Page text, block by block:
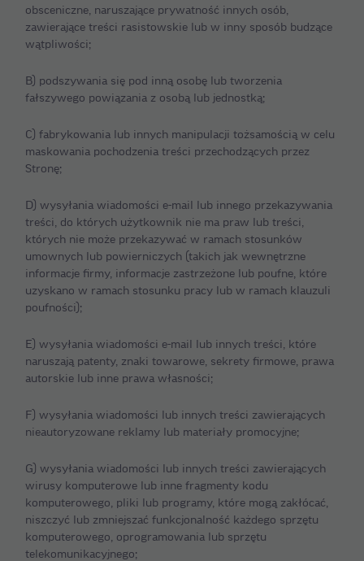
obsceniczne, naruszające prywatność innych osób,
zawierające treści rasistowskie lub w inny sposób budzące
wątpliwości;
B) podszywania się pod inną osobę lub tworzenia
fałszywego powiązania z osobą lub jednostką;
C) fabrykowania lub innych manipulacji tożsamością w celu
maskowania pochodzenia treści przechodzących przez
Stronę;
D) wysyłania wiadomości e-mail lub innego przekazywania
treści, do których użytkownik nie ma praw lub treści,
których nie może przekazywać w ramach stosunków
umownych lub powierniczych (takich jak wewnętrzne
informacje firmy, informacje zastrzeżone lub poufne, które
uzyskano w ramach stosunku pracy lub w ramach klauzuli
poufności);
E) wysyłania wiadomości e-mail lub innych treści, które
naruszają patenty, znaki towarowe, sekrety firmowe, prawa
autorskie lub inne prawa własności;
F) wysyłania wiadomości lub innych treści zawierających
nieautoryzowane reklamy lub materiały promocyjne;
G) wysyłania wiadomości lub innych treści zawierających
wirusy komputerowe lub inne fragmenty kodu
komputerowego, pliki lub programy, które mogą zakłócać,
niszczyć lub zmniejszać funkcjonalność każdego sprzętu
komputerowego, oprogramowania lub sprzętu
telekomunikacyjnego;